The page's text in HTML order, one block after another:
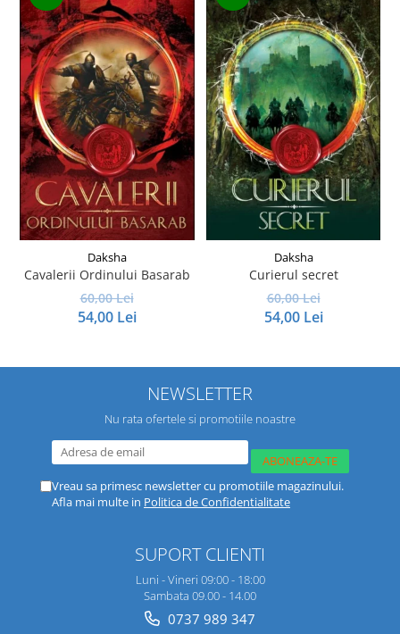
Daksha
Cavalerii Ordinului Basarab
60,00 Lei
54,00 Lei
Daksha
Curierul secret
60,00 Lei
54,00 Lei
NEWSLETTER
Nu rata ofertele si promotiile noastre
Vreau sa primesc newsletter cu promotiile magazinului.
Afla mai multe in Politica de Confidentialitate
SUPORT CLIENTI
Luni - Vineri 09:00 - 18:00
Sambata 09.00 - 14.00
0737 989 347